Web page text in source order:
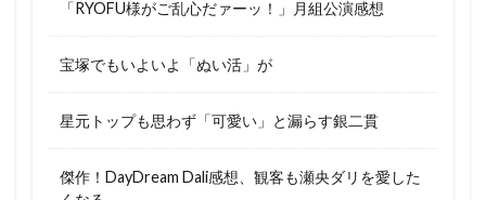
「RYOFU様がご乱心だァーッ！」月組公演感想
宝塚でもいよいよ「ぬい活」が
星元トップも思わず「可愛い」と漏らす銀二貫
傑作！DayDream Dali感想、観客も瀬央ダリを愛した